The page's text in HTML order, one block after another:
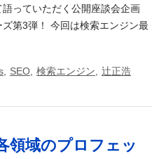
っていただく公開座談会企画
ズ第3弾！ 今回は検索エンジン最
SEO 検索エンジン 辻正浩
域のプロフェッ